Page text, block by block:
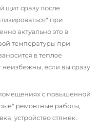
щит сразу после
при
актуально это в
температуры при
в теплое
если вы сразу
с повышенной
ремонтные работы,
устройство стяжек.